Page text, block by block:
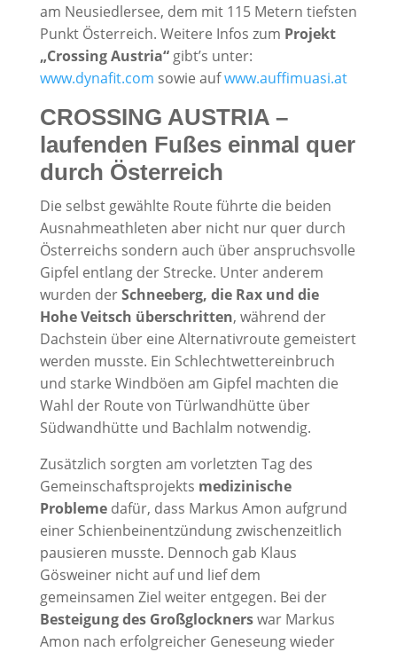
am Neusiedlersee, dem mit 115 Metern tiefsten
Punkt Österreich. Weitere Infos zum Projekt
„Crossing Austria“gibt’s unter:
www.dynafit.com sowie aufwww.auffimuasi.at
CROSSING AUSTRIA –
laufenden Fußes einmal quer
durch Österreich
Die selbst gewählte Route führte die beiden
Ausnahmeathleten aber nicht nur quer durch
Österreichs sondern auch über anspruchsvolle
Gipfel entlang der Strecke. Unter anderem
wurden derSchneeberg, die Rax und die
Hohe Veitsch überschritten, während der
Dachstein über eine Alternativroute gemeistert
werden musste. Ein Schlechtwettereinbruch
und starke Windböen am Gipfel machten die
Wahl der Route von Türlwandhütte über
Südwandhütte und Bachlalm notwendig.
Zusätzlich sorgten am vorletzten Tag des
Gemeinschaftsprojekts medizinische
Problemedafür, dass Markus Amon aufgrund
einer Schienbeinentzündung zwischenzeitlich
pausieren musste. Dennoch gab Klaus
Gösweiner nicht auf und lief dem
gemeinsamen Ziel weiter entgegen. Bei der
Besteigung des Großglocknerswar Markus
Amon nach erfolgreicher Geneseung wieder